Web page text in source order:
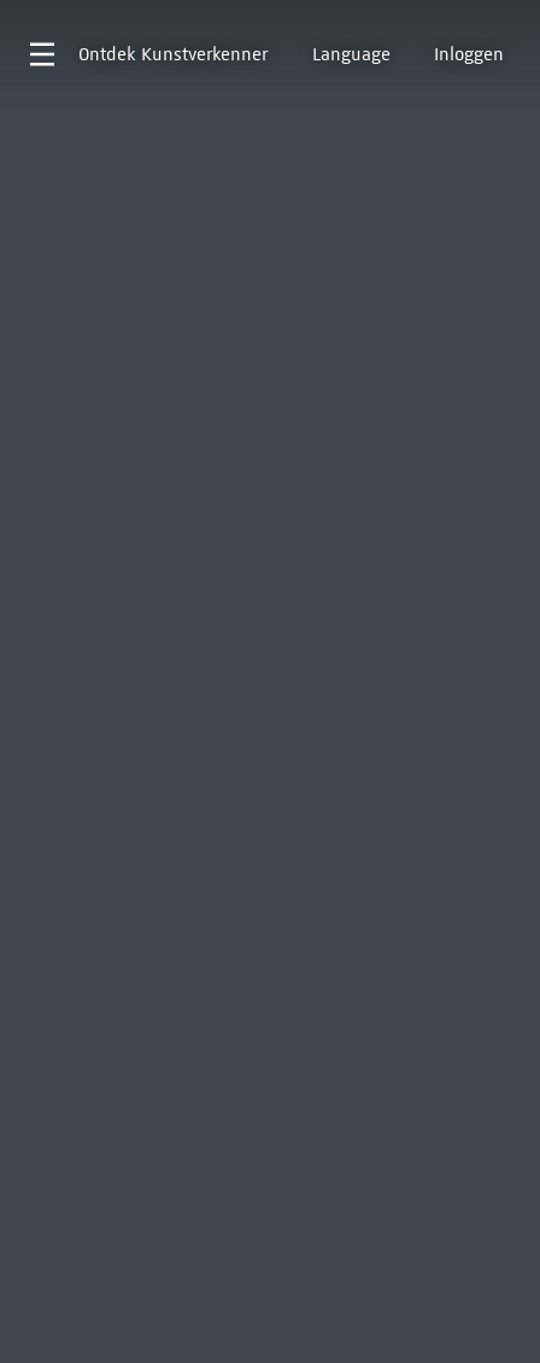
Ontdek Kunstverkenner Language Inloggen